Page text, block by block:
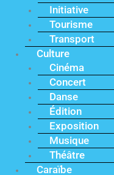
Initiative
Tourisme
Transport
Culture
Cinéma
Concert
Danse
Édition
Exposition
Musique
Théâtre
Caraïbe